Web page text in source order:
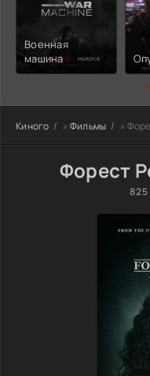
Военная
машина
Киного » Фильмы »
Форест
825